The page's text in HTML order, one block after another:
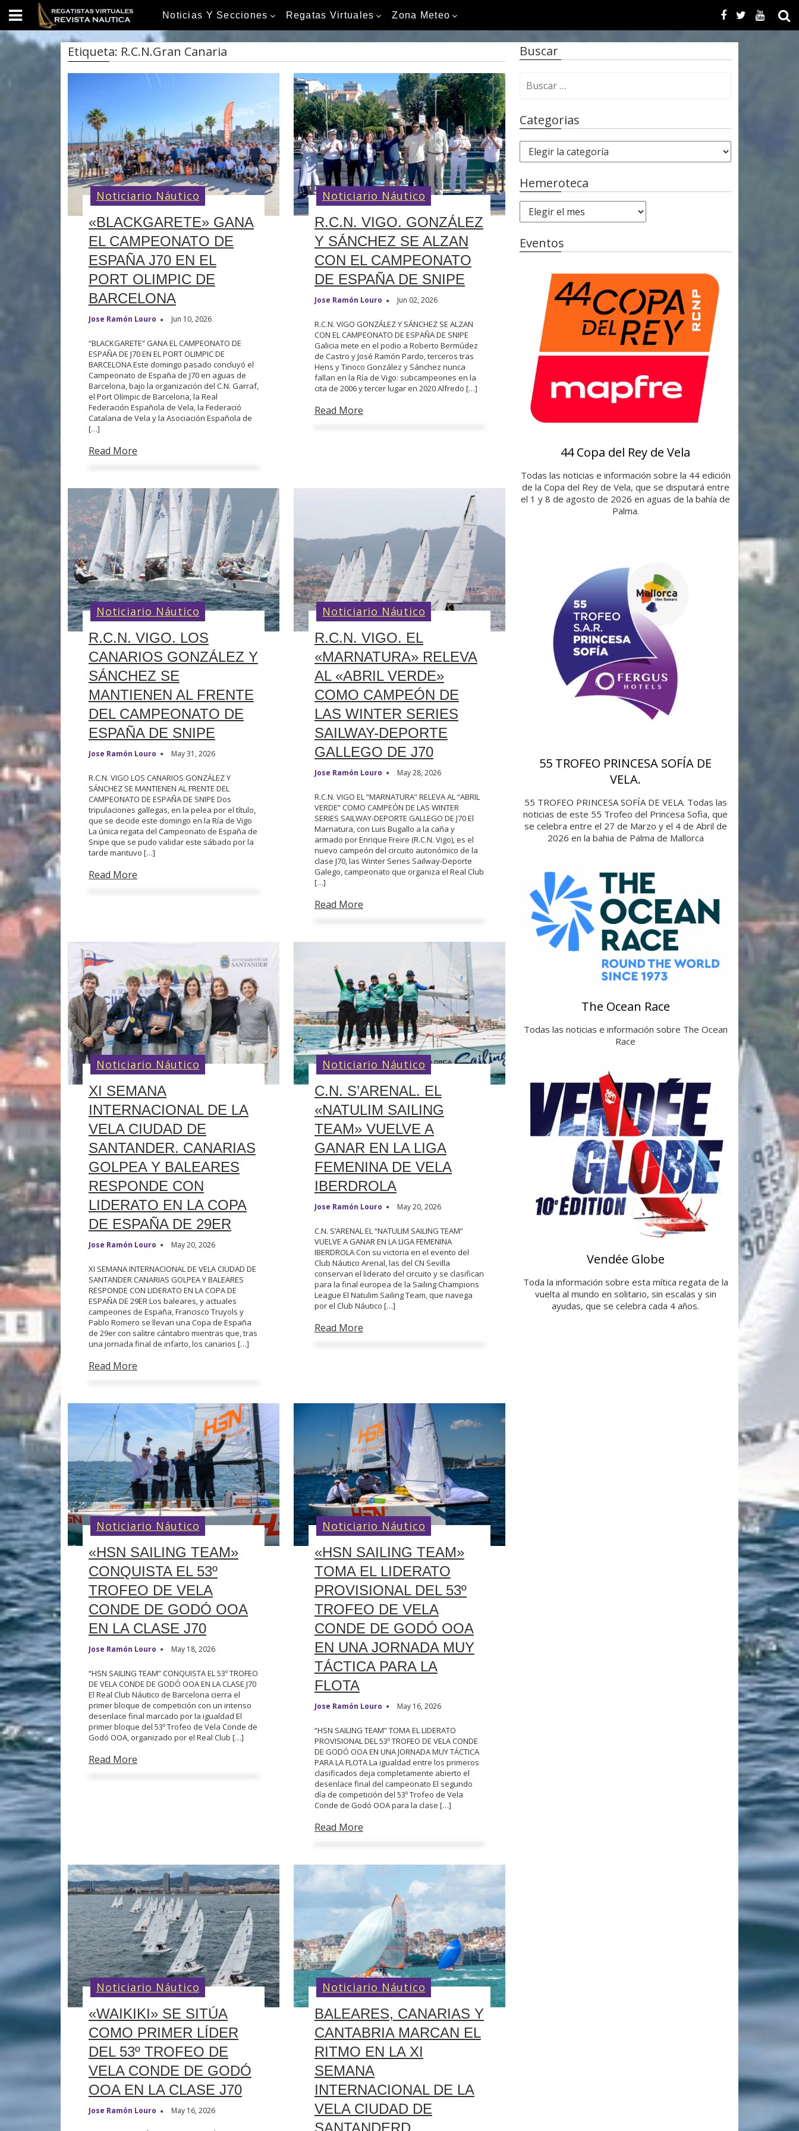
i
Noticias Y Secciones Regatas Virtuales Zona Meteo
Etiqueta: R.C.N.Gran Canaria
«BLACKGARETE» GANA
EL CAMPEONATO DE
ESPAÑA J70 EN EL
PORT OLIMPIC DE
BARCELONA
Jose Ramón Louro Jun 10, 2026
“BLACKGARETE” GANA EL CAMPEONATO DE
ESPAÑA DE J70 EN EL PORT OLIMPIC DE
BARCELONA Este domingo pasado concluyó el
Campeonato de España de J70 en aguas de
Barcelona, bajo la organización del C.N. Garraf,
el Port Olímpic de Barcelona, la Real
Federación Española de Vela, la Federació
Catalana de Vela y la Asociación Española de
[…]
Read More
Noticiario Náutico
R.C.N. VIGO. GONZÁLEZ
Y SÁNCHEZ SE ALZAN
CON EL CAMPEONATO
DE ESPAÑA DE SNIPE
Jose Ramón Louro Jun 02, 2026
R.C.N. VIGO GONZÁLEZ Y SÁNCHEZ SE ALZAN
CON EL CAMPEONATO DE ESPAÑA DE SNIPE
Galicia mete en el podio a Roberto Bermúdez
de Castro y José Ramón Pardo, terceros tras
Hens y Tinoco González y Sánchez nunca
fallan en la Ría de Vigo: subcampeones en la
cita de 2006 y tercer lugar en 2020 Alfredo […]
Read More
Noticiario Náutico
R.C.N. VIGO. LOS
CANARIOS GONZÁLEZ Y
SÁNCHEZ SE
MANTIENEN AL FRENTE
DEL CAMPEONATO DE
ESPAÑA DE SNIPE
Jose Ramón Louro May 31, 2026
R.C.N. VIGO LOS CANARIOS GONZÁLEZ Y
SÁNCHEZ SE MANTIENEN AL FRENTE DEL
CAMPEONATO DE ESPAÑA DE SNIPE Dos
tripulaciones gallegas, en la pelea por el título,
que se decide este domingo en la Ría de Vigo
La única regata del Campeonato de España de
Snipe que se pudo validar este sábado por la
tarde mantuvo […]
Read More
Noticiario Náutico
R.C.N. VIGO. EL
«MARNATURA» RELEVA
AL «ABRIL VERDE»
COMO CAMPEÓN DE
LAS WINTER SERIES
SAILWAY-DEPORTE
GALLEGO DE J70
Jose Ramón Louro May 28, 2026
R.C.N. VIGO EL “MARNATURA” RELEVA AL “ABRIL
VERDE” COMO CAMPEÓN DE LAS WINTER
SERIES SAILWAY-DEPORTE GALLEGO DE J70 El
Marnatura, con Luis Bugallo a la caña y
armado por Enrique Freire (R.C.N. Vigo), es el
nuevo campeón del circuito autonómico de la
clase J70, las Winter Series Sailway-Deporte
Galego, campeonato que organiza el Real Club
[…]
Read More
Noticiario Náutico
XI SEMANA
INTERNACIONAL DE LA
VELA CIUDAD DE
SANTANDER. CANARIAS
GOLPEA Y BALEARES
RESPONDE CON
LIDERATO EN LA COPA
DE ESPAÑA DE 29ER
Jose Ramón Louro May 20, 2026
XI SEMANA INTERNACIONAL DE VELA CIUDAD DE
SANTANDER CANARIAS GOLPEA Y BALEARES
RESPONDE CON LIDERATO EN LA COPA DE
ESPAÑA DE 29ER Los baleares, y actuales
campeones de España, Francisco Truyols y
Pablo Romero se llevan una Copa de España
de 29er con salitre cántabro mientras que, tras
una jornada final de infarto, los canarios […]
Read More
Noticiario Náutico
C.N. S’ARENAL. EL
«NATULIM SAILING
TEAM» VUELVE A
GANAR EN LA LIGA
FEMENINA DE VELA
IBERDROLA
Jose Ramón Louro May 20, 2026
C.N. S’ARENAL EL “NATULIM SAILING TEAM”
VUELVE A GANAR EN LA LIGA FEMENINA
IBERDROLA Con su victoria en el evento del
Club Náutico Arenal, las del CN Sevilla
conservan el liderato del circuito y se clasifican
para la final europea de la Sailing Champions
League El Natulim Sailing Team, que navega
por el Club Náutico […]
Read More
Noticiario Náutico
«HSN SAILING TEAM»
CONQUISTA EL 53º
TROFEO DE VELA
CONDE DE GODÓ OOA
EN LA CLASE J70
Jose Ramón Louro May 18, 2026
“HSN SAILING TEAM” CONQUISTA EL 53º TROFEO
DE VELA CONDE DE GODÓ OOA EN LA CLASE J70
El Real Club Náutico de Barcelona cierra el
primer bloque de competición con un intenso
desenlace final marcado por la igualdad El
primer bloque del 53º Trofeo de Vela Conde de
Godó OOA, organizado por el Real Club […]
Read More
Noticiario Náutico
«HSN SAILING TEAM»
TOMA EL LIDERATO
PROVISIONAL DEL 53º
TROFEO DE VELA
CONDE DE GODÓ OOA
EN UNA JORNADA MUY
TÁCTICA PARA LA
FLOTA
Jose Ramón Louro May 16, 2026
“HSN SAILING TEAM” TOMA EL LIDERATO
PROVISIONAL DEL 53º TROFEO DE VELA CONDE
DE GODÓ OOA EN UNA JORNADA MUY TÁCTICA
PARA LA FLOTA La igualdad entre los primeros
clasificados deja completamente abierto el
desenlace final del campeonato El segundo
día de competición del 53º Trofeo de Vela
Conde de Godó OOA para la clase […]
Read More
Noticiario Náutico
«WAIKIKI» SE SITÚA
COMO PRIMER LÍDER
DEL 53º TROFEO DE
VELA CONDE DE GODÓ
OOA EN LA CLASE J70
Jose Ramón Louro May 16, 2026
Noticiario Náutico
BALEARES, CANARIAS Y
CANTABRIA MARCAN EL
RITMO EN LA XI
SEMANA
INTERNACIONAL DE LA
VELA CIUDAD DE
Noticiario Náutico
Buscar
c
:
Categorias
a
t
e
g
o
i
Hemeroteca
e
m
eEventos
44 Copa del Rey de Vela
Todas las noticias e información sobre la 44 edición
de la Copa del Rey de Vela, que se disputará entre
el 1 y 8 de agosto de 2026 en aguas de la bahía de
Palma.
55 TROFEO PRINCESA SOFÍA DE
VELA.
55 TROFEO PRINCESA SOFÍA DE VELA. Todas las
noticias de este 55 Trofeo del Princesa Sofia, que
se celebra entre el 27 de Marzo y el 4 de Abril de
2026 en la bahia de Palma de Mallorca
The Ocean Race
Todas las noticias e información sobre The Ocean
Race
Vendée Globe
Toda la información sobre esta mítica regata de la
vuelta al mundo en solitario, sin escalas y sin
ayudas, que se celebra cada 4 años.